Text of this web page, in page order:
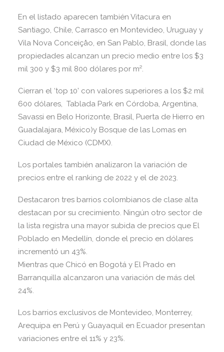
En el listado aparecen también Vitacura en
Santiago, Chile, Carrasco en Montevideo, Uruguay y
Vila Nova Conceiçåo, en San Pablo, Brasil, donde las
propiedades alcanzan un precio medio entre los $3
mil 300 y $3 mil 800 dólares por m².
Cierran el ‘top 10’ con valores superiores a los $2 mil
600 dólares, Tablada Park en Córdoba, Argentina,
Savassi en Belo Horizonte, Brasil, Puerta de Hierro en
Guadalajara, México)y Bosque de las Lomas en
Ciudad de México (CDMX).
Los portales también analizaron la variación de
precios entre el ranking de 2022 y el de 2023.
Destacaron tres barrios colombianos de clase alta
destacan por su crecimiento. Ningún otro sector de
la lista registra una mayor subida de precios que El
Poblado en Medellín, donde el precio en dólares
incrementó un 43%.
Mientras que Chicó en Bogotá y El Prado en
Barranquilla alcanzaron una variación de más del
24%.
Los barrios exclusivos de Montevideo, Monterrey,
Arequipa en Perú y Guayaquil en Ecuador presentan
variaciones entre el 11% y 23%.